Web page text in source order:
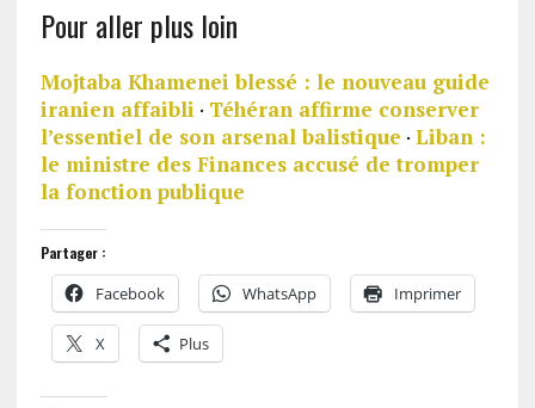
Pour aller plus loin
Mojtaba Khamenei blessé : le nouveau guide
iranien affaibli · Téhéran affirme conserver
l’essentiel de son arsenal balistique · Liban :
le ministre des Finances accusé de tromper
la fonction publique
Partager :
Facebook WhatsApp Imprimer
X Plus